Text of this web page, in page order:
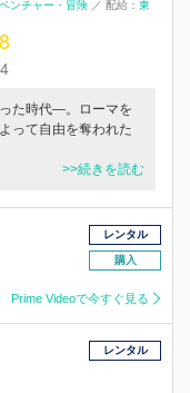
ンチャー・冒険 ／ 配給： 東
た時代―。ローマを
って自由を奪われた
>>続きを読む
レンタル
購入
Prime Videoで今すぐ見る
レンタル